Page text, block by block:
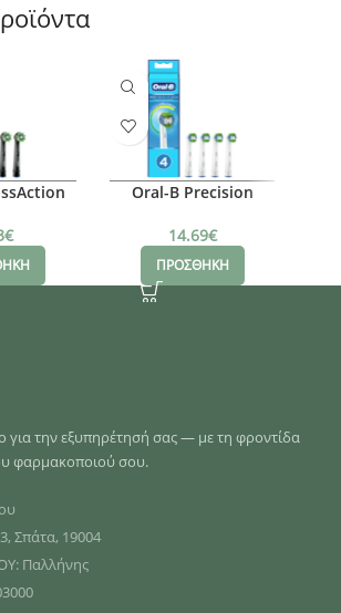
2
€
Oral-B Precision
Κεφαλές, 4τμχ
14.69€
ΠΡΟΣΘΗΚΗ
για την εξυπηρέτησή σας — με τη φροντίδα
φαρμακοποιού σου.
Σπάτα, 19004
Παλλήνης